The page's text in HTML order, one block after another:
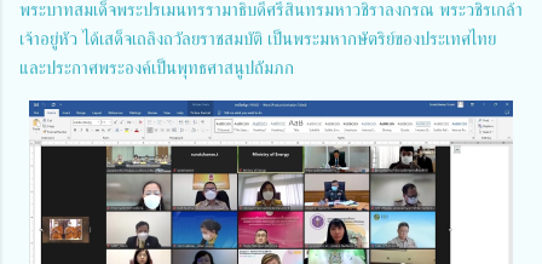
พระบาทสมเด็จพระปรเมนทรรามาธิบดีศรีสินทรมหาวชิราลงกรณ พระวชิรเกล้า
เจ้าอยู่หัว ได้เสด็จเถลิงถวัลยราชสมบัติ เป็นพระมหากษัตริย์ของประเทศไทย
และประกาศพระองค์เป็นพุทธศาสนูปถัมภก